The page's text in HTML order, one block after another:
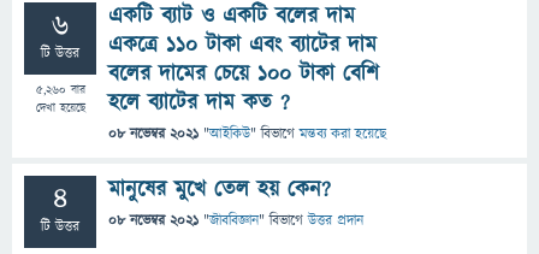
6
টি উত্তর
5,260 বার
দেখা হয়েছে
একটি ব্যাট ও একটি বলের দাম
একত্রে ১১০ টাকা এবং ব্যাটের দাম
বলের দামের চেয়ে ১০০ টাকা বেশি
হলে ব্যাটের দাম কত ?
08 নভেম্বর 2021 "আইকিউ" বিভাগে মন্তব্য করা হয়েছে
4
টি উত্তর
মানুষের মুখে তেল হয় কেন?
08 নভেম্বর 2021 "জীববিজ্ঞান" বিভাগে উত্তর প্রদান